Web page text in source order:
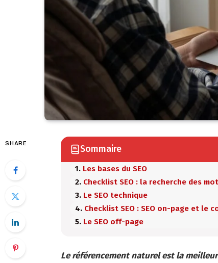
SHARE
Sommaire
Les bases du SEO
Checklist SEO : la recherche des
Le SEO technique
Checklist SEO : SEO on-page et le
Le SEO off-page
Le référencement naturel est la